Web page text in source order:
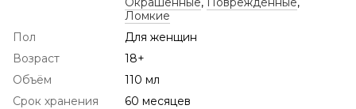
Ломкие
Пол
Для женщин
Возраст
18+
Объём
110 мл
Срок хранения
60 месяцев